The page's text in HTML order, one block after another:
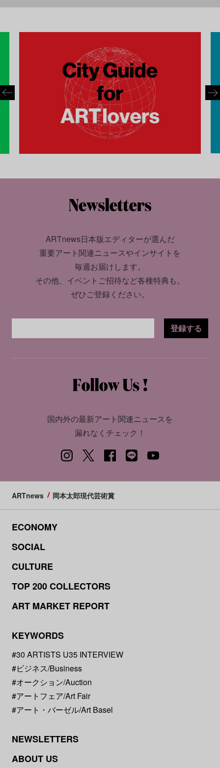
ARTnews日本版エディターが選んだ
重要アート関連ニュースやインサイトを
毎週お届けします。
その他、イベントご招待など各種特典も。
ぜひご登録ください。
登録する
国内外の最新アート関連ニュースを
漏れなくチェック！
ARTnews 岡本太郎現代芸術賞
ECONOMY
SOCIAL
CULTURE
TOP 200 COLLECTORS
ART MARKET REPORT
KEYWORDS
#30 ARTISTS U35 INTERVIEW
#ビジネス/Business
#オークション/Auction
#アートフェア/Art Fair
#アート・バーゼル/Art Basel
NEWSLETTERS
ABOUT US